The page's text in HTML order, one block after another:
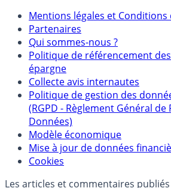
Mentions légales et Conditions
Partenaires
Qui sommes-nous ?
Politique de référencement des
épargne
Collecte avis internautes
Politique de gestion des
(RGPD - Règlement Général de
Données)
Modèle économique
Mise à jour de données
Cookies